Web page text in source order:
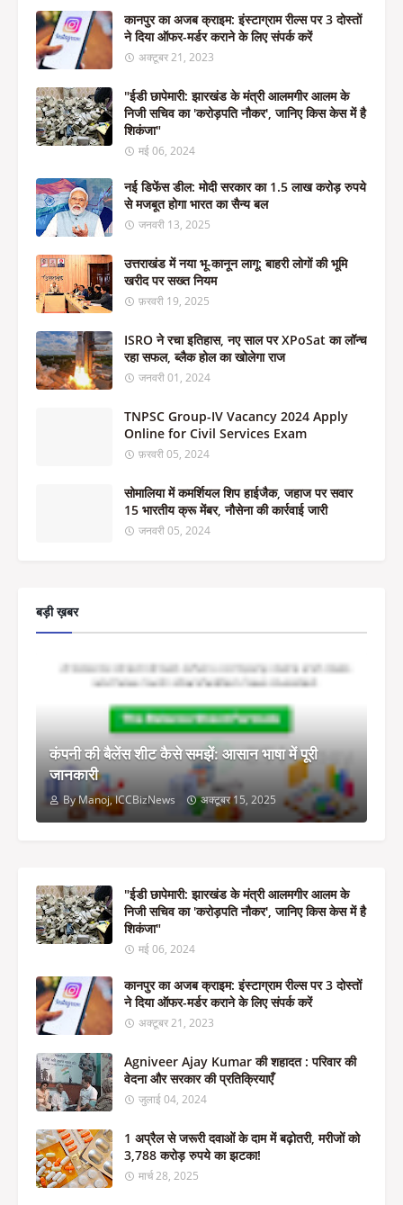
कानपुर का अजब क्राइम: इंस्टाग्राम रील्स पर 3 दोस्तों
ने दिया ऑफर-मर्डर कराने के लिए संपर्क करें
अक्टूबर 21, 2023
"ईडी छापेमारी: झारखंड के मंत्री आलमगीर आलम के
निजी सचिव का 'करोड़पति नौकर', जानिए किस केस में है
शिकंजा"
मई 06, 2024
नई डिफेंस डील: मोदी सरकार का 1.5 लाख करोड़ रुपये
से मजबूत होगा भारत का सैन्य बल
जनवरी 13, 2025
उत्तराखंड में नया भू-कानून लागू: बाहरी लोगों की भूमि
खरीद पर सख्त नियम
फ़रवरी 19, 2025
ISRO ने रचा इतिहास, नए साल पर XPoSat का लॉन्च
रहा सफल, ब्लैक होल का खोलेगा राज
जनवरी 01, 2024
TNPSC Group-IV Vacancy 2024 Apply
Online for Civil Services Exam
फ़रवरी 05, 2024
सोमालिया में कमर्शियल शिप हाईजैक, जहाज पर सवार
15 भारतीय क्रू मेंबर, नौसेना की कार्रवाई जारी
जनवरी 05, 2024
बड़ी ख़बर
कंपनी की बैलेंस शीट कैसे समझें: आसान भाषा में पूरी
जानकारी
By Manoj, ICCBizNews अक्टूबर 15, 2025
"ईडी छापेमारी: झारखंड के मंत्री आलमगीर आलम के
निजी सचिव का 'करोड़पति नौकर', जानिए किस केस में है
शिकंजा"
मई 06, 2024
कानपुर का अजब क्राइम: इंस्टाग्राम रील्स पर 3 दोस्तों
ने दिया ऑफर-मर्डर कराने के लिए संपर्क करें
अक्टूबर 21, 2023
Agniveer Ajay Kumar की शहादत : परिवार की
वेदना और सरकार की प्रतिक्रियाएँ
जुलाई 04, 2024
1 अप्रैल से जरूरी दवाओं के दाम में बढ़ोतरी, मरीजों को
3,788 करोड़ रुपये का झटका!
मार्च 28, 2025